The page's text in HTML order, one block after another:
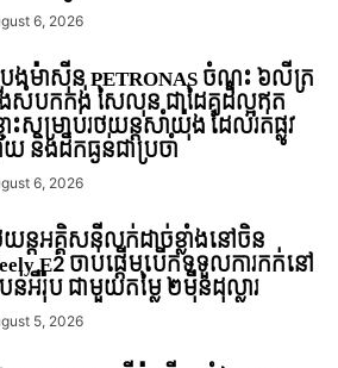
6, 2026
េងម៉ាស៊ីន PETRONAS ចំណុះ ៦លីត្រ
សំបកកង់ សៃលុន ជាដៃគូដ៏ល្អឥត
ោះសម្រាប់រថយន្តសាំយ៉ុង ដែលរត់ផ្លូវ
យ និងដឹកធ្ងន់ជាប្រចាំ
6, 2026
យន្ដអគ្គិសនីលក់ដាច់ខ្លាំងនៅចិន
E2 ចាប់ផ្តើមបើកទទួលការកក់នៅ
ន់អឺរ៉ុប ជាមួយតម្លៃ ២ម៉ឺនដុល្លារ
5, 2026